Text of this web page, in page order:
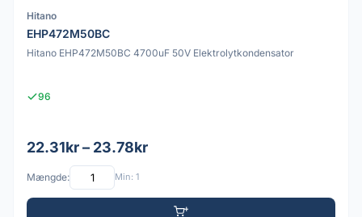
Hitano
EHP472M50BC
Hitano EHP472M50BC 4700uF 50V Elektrolytkondensator
96
22.31kr – 23.78kr
Mængde: Min: 1